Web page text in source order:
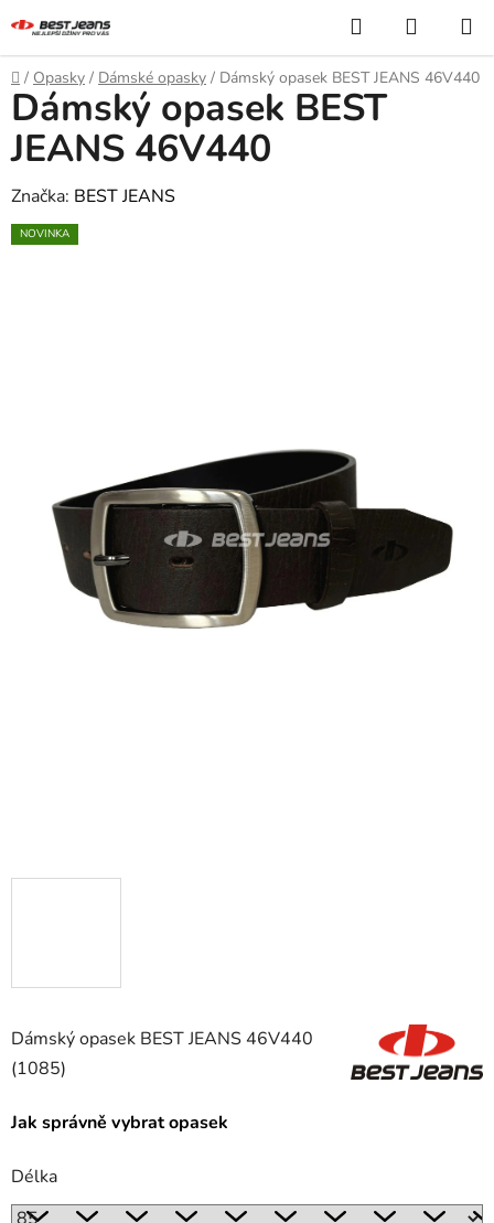
na
obsah
Hledat
KOŠÍK
Domů
/ Opasky / Dámské opasky / Dámský opasek BEST JEANS 46V440
Dámský opasek BEST JEANS 46V440
(1085)
Jak správně vybrat opasek
Délka
Dámský opasek BEST
JEANS 46V440
Značka: BEST JEANS
NOVINKA